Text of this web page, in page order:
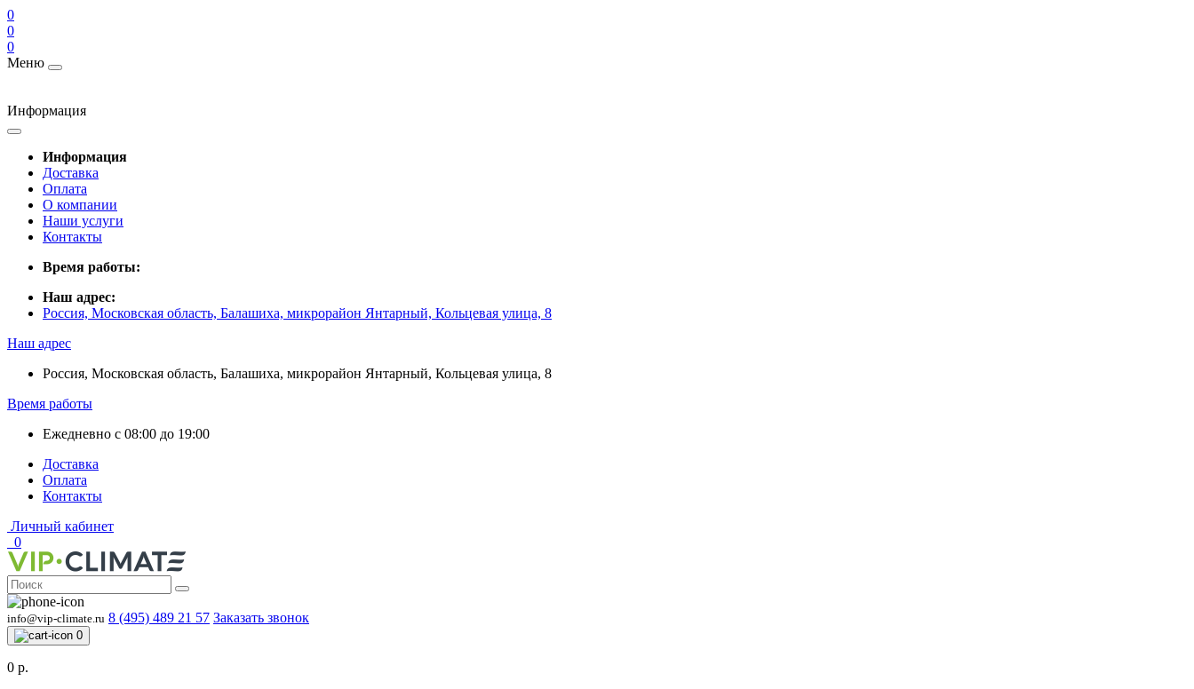
0
0
0
Меню
Информация
Информация
Доставка
Оплата
О компании
Наши услуги
Контакты
Время работы:
Наш адрес:
Россия, Московская область, Балашиха, микрорайон Янтарный, Кольцевая улица, 8
Наш адрес
Россия, Московская область, Балашиха, микрорайон Янтарный, Кольцевая улица, 8
Время работы
Ежедневно с 08:00 до 19:00
Доставка
Оплата
Контакты
Личный кабинет
0
info@vip-climate.ru 8 (495) 489 21 57 Заказать звонок
0
0 р.